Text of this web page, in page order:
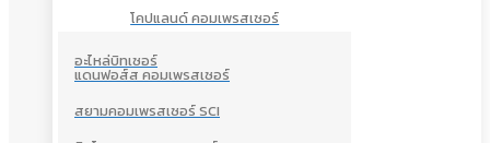
โคปแลนด์ คอมเพรสเซอร์
อะไหล่บิทเซอร์
แดนฟอส์ส คอมเพรสเซอร์
สยามคอมเพรสเซอร์ SCI